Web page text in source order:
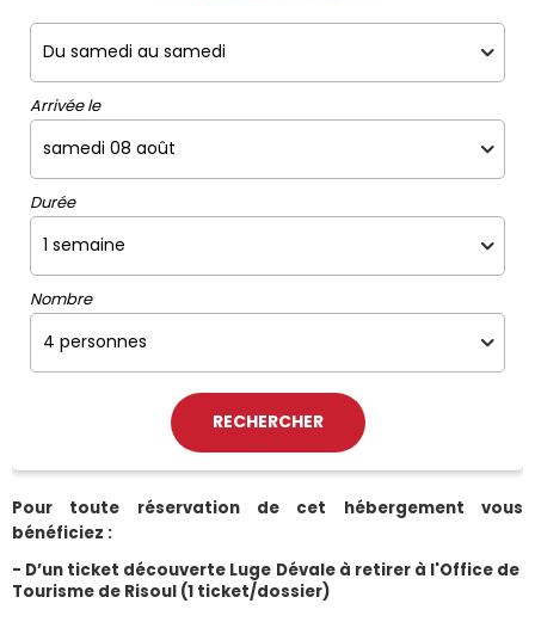
Arrivée le
Durée
Nombre
Pour toute réservation de cet hébergement vous
bénéficiez :
- D’un ticket découverte Luge Dévale à retirer à l'Office de
Tourisme de Risoul (1 ticket/dossier)